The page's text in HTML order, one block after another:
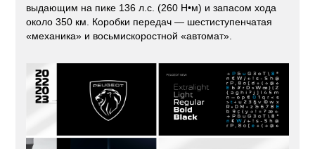
выдающим на пике 136 л.с. (260 Н•м) и запасом хода
около 350 км. Коробки передач — шестиступенчатая
«механика» и восьмискоростной «автомат».